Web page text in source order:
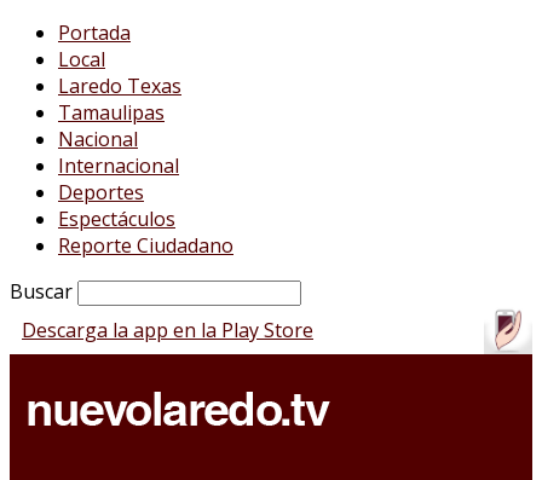
Portada
Local
Laredo Texas
Tamaulipas
Nacional
Internacional
Deportes
Espectáculos
Reporte Ciudadano
Buscar
Descarga la app en la Play Store